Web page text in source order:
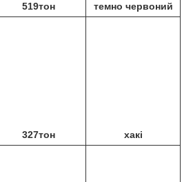
519тон темно червоний
327тон хакі